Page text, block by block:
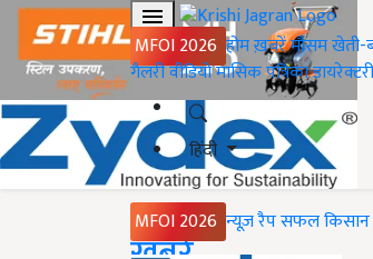
MFOI 2026 होमख़बरेंमौसमखेती-
गैलरीवीडियोमासिक पत्रिकाडायरेक्टरी
हिंदी
MFOI 2026 न्यूज़ रैपसफल किसान
Home